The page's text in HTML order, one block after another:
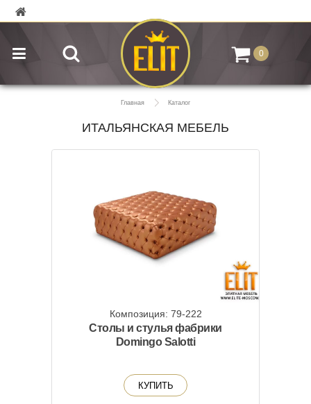
0
Главная Каталог
ИТАЛЬЯНСКАЯ МЕБЕЛЬ
Композиция: 79-222
Столы и стулья фабрики
Domingo Salotti
КУПИТЬ